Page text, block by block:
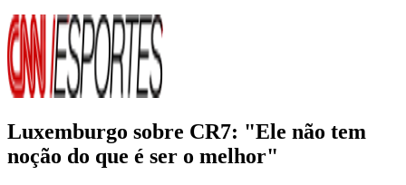
Luxemburgo sobre CR7: "Ele não tem
noção do que é ser o melhor"